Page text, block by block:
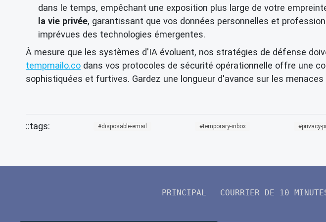
dans le temps, empêchant une exposition plus large de votre
la vie privée, garantissant que vos données personnelles et
imprévues des technologies émergentes.
À mesure que les systèmes d'IA évoluent, nos stratégies de défense
tempmailo.co dans vos protocoles de sécurité opérationnelle offre une
sophistiquées et furtives. Gardez une longueur d'avance sur les
disposable-email temporary-inbox privacy-
PRINCIPAL COURRIER DE 10